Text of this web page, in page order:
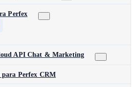
Perfex
API Chat & Marketing
Perfex CRM